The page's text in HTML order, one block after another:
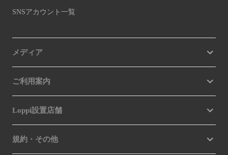
SNSアカウント一覧
メディア
ご利用案内
Loppi設置店舗
規約・その他